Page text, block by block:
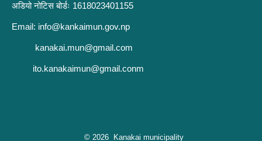
अडियो नोटिस बोर्डः 1618023401155
Email: info@kankaimun.gov.np
kanakai.mun@gmail.com
ito.kanakaimun@gmail.conm
© 2026 Kanakai municipality